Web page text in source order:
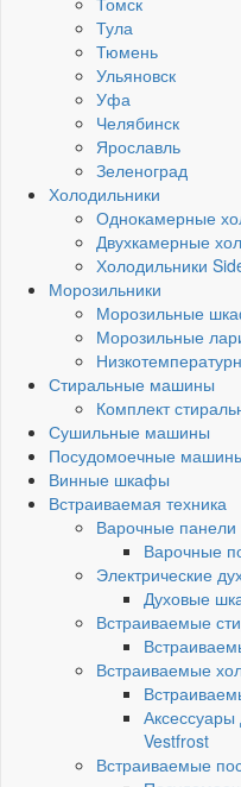
Тула
Тюмень
Ульяновск
Уфа
Челябинск
Ярославль
Зеленоград
Холодильники
Однокамерные
Двухкамерные
Холодильники
Морозильники
Морозильные
Морозильные
Стиральные машины
Комплект
Сушильные машины
Посудомоечные
Винные шкафы
Встраиваемая техника
Варочные панели
Варочные
Электрические
Духовые
Встраиваемые
Встраиваемые
Vestfrost
Встраиваемые